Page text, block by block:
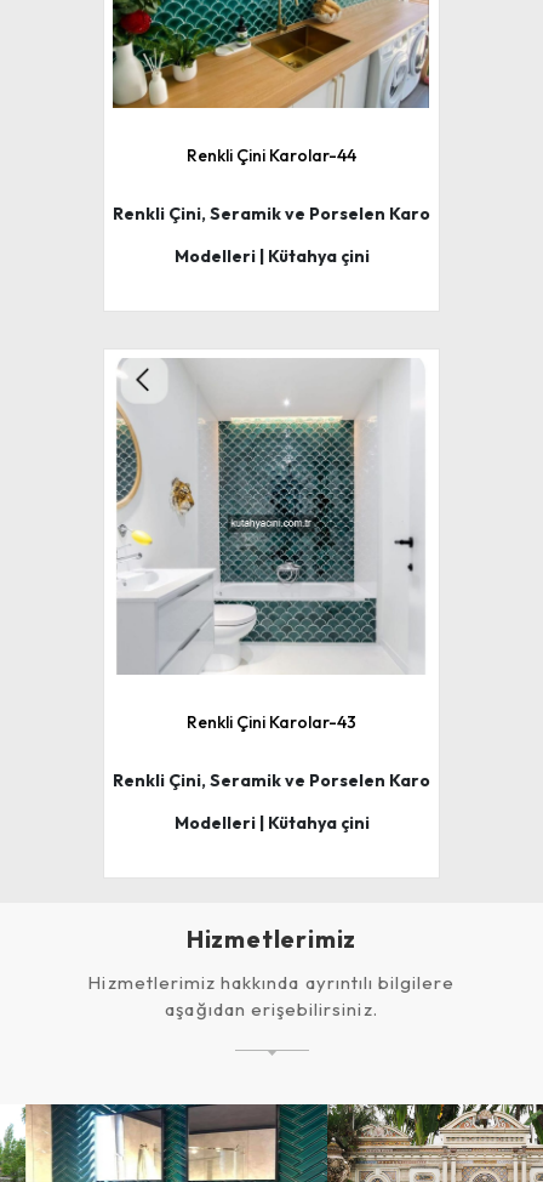
Renkli Çini Karolar-44
Renkli Çini, Seramik ve Porselen Karo
Modelleri | Kütahya çini
Renkli Çini Karolar-43
Renkli Çini, Seramik ve Porselen Karo
Modelleri | Kütahya çini
Hizmetlerimiz
Hizmetlerimiz hakkında ayrıntılı bilgilere
aşağıdan erişebilirsiniz.